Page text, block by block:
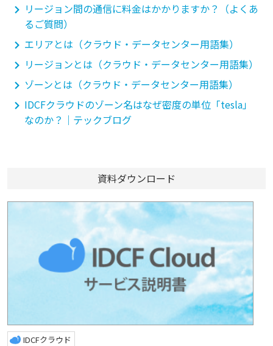
リージョン間の通信に料金はかかりますか？（よくあ
るご質問）
エリアとは（クラウド・データセンター用語集）
リージョンとは（クラウド・データセンター用語集）
ゾーンとは（クラウド・データセンター用語集）
IDCFクラウドのゾーン名はなぜ密度の単位「tesla」
なのか？｜テックブログ
資料ダウンロード
IDCFクラウド